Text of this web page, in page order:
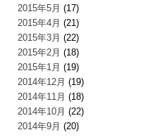
2015年5月 (17)
2015年4月 (21)
2015年3月 (22)
2015年2月 (18)
2015年1月 (19)
2014年12月 (19)
2014年11月 (18)
2014年10月 (22)
2014年9月 (20)